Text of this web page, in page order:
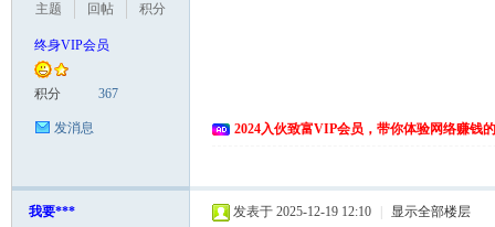
主题
回帖
积分
终身VIP会员
积分 367
发消息 2024入伙致富VIP会员，带你体验网络赚钱
我要*** 发表于 2025-12-19 12:10 显示全部楼层